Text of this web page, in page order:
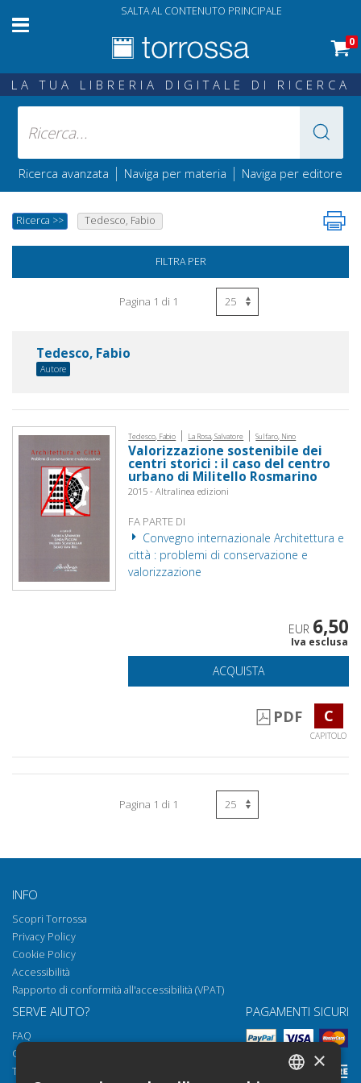
SALTA AL CONTENUTO PRINCIPALE
0
LA TUA LIBRERIA DIGITALE DI RICERCA
Ricerca avanzata | Naviga per materia | Naviga per editore
Ricerca >> Tedesco, Fabio
FILTRA PER
Pagina 1 di 1
Tedesco, Fabio
Autore
Tedesco, Fabio | La Rosa, Salvatore | Sulfaro, Nino
Valorizzazione sostenibile dei
centri storici : il caso del centro
urbano di Militello Rosmarino
2015 - Altralinea edizioni
FA PARTE DI
Convegno internazionale Architettura e
città : problemi di conservazione e
valorizzazione
EUR 6,50
Iva esclusa
ACQUISTA
PDF C
CAPITOLO
Pagina 1 di 1
INFO
Scopri Torrossa
Privacy Policy
Cookie Policy
Accessibilità
Rapporto di conformità all'accessibilità (VPAT)
SERVE AIUTO?
FAQ
Come aprire i nostri documenti
Torrossa Reader
PAGAMENTI SICURI
×